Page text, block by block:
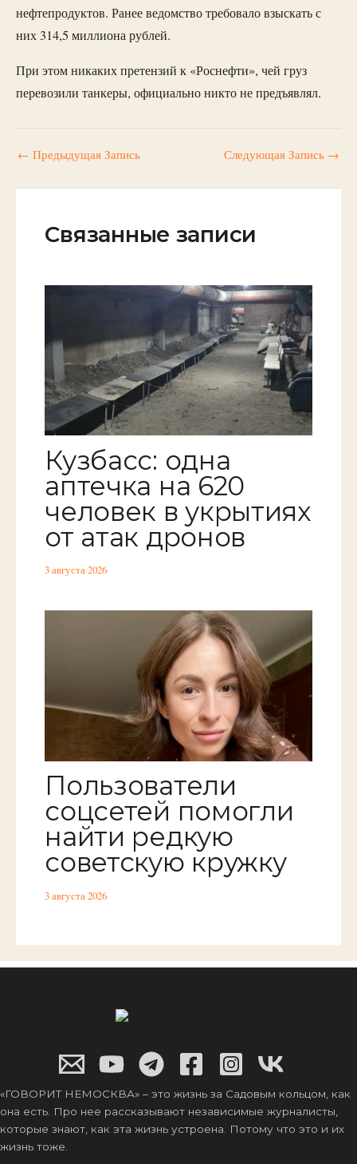
нефтепродуктов. Ранее ведомство требовало взыскать с
них 314,5 миллиона рублей.
При этом никаких претензий к «Роснефти», чей груз
перевозили танкеры, официально никто не предъявлял.
← Предыдущая Запись Следующая Запись →
Связанные записи
Кузбасс: одна
аптечка на 620
человек в укрытиях
от атак дронов
3 августа 2026
Пользователи
соцсетей помогли
найти редкую
советскую кружку
3 августа 2026
«ГОВОРИТ НЕМОСКВА» – это жизнь за Садовым кольцом, как
она есть. Про нее рассказывают независимые журналисты,
которые знают, как эта жизнь устроена. Потому что это и их
жизнь тоже.